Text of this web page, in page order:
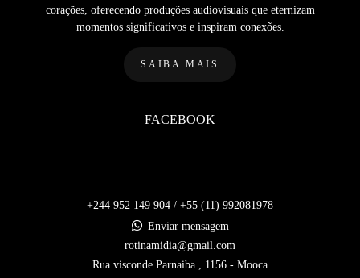
corações, oferecendo produções audiovisuais que eternizam
momentos significativos e inspiram conexões.
SAIBA MAIS
FACEBOOK
+244 952 149 904 / +55 (11) 992081978
Enviar mensagem
rotinamidia@gmail.com
Rua visconde Parnaiba , 1156 - Mooca